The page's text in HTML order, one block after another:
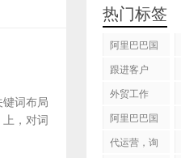
词布局
，对词
热门标签
阿里巴巴国
跟进客户
外贸工作
阿里巴巴国
化
代运营，询